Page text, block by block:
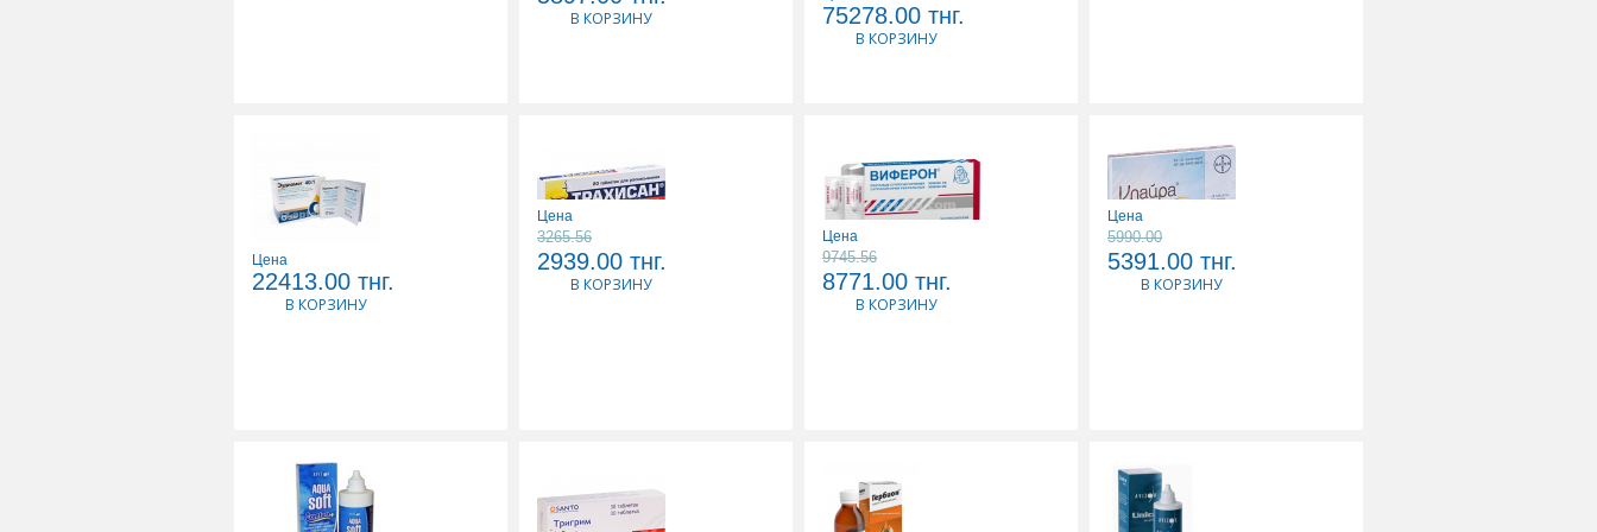
РТА N10
В КОРЗИНУ ВНУТИРИСУСТАВ
ИНЪЕК 0,06/3,0МЛ
75278.00 тнг.
В КОРЗИНУ
ЭУДИАМЕТ 40:1 N30
САШЕ
Цена
22413.00 тнг.
В КОРЗИНУ
ТРАХИСАН N20 ТАБЛ
Цена
3265.56
2939.00 тнг.
В КОРЗИНУ ВИФЕРОН 3000000 МЕ
N10 СУПП РЕК
Цена
9745.56
8771.00 тнг.
В КОРЗИНУ
КЛАЙРА N28 ТАБЛ П/О
Цена
5990.00
5391.00 тнг.
В КОРЗИНУ